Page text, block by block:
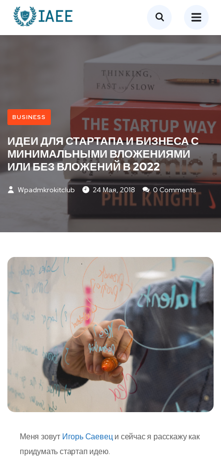
BUSINESS
ИДЕИ ДЛЯ СТАРТАПА И БИЗНЕСА С
МИНИМАЛЬНЫМИ ВЛОЖЕНИЯМИ
ИЛИ БЕЗ ВЛОЖЕНИЙ В 2022
Wpadmkrokitclub 24 Мая, 2018 0 Comments
Меня зовут Игорь Саевеци сейчас я расскажу как
придумать стартап идею.